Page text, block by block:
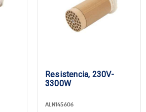
Resistencia, 230V-
3300W
ALN145606